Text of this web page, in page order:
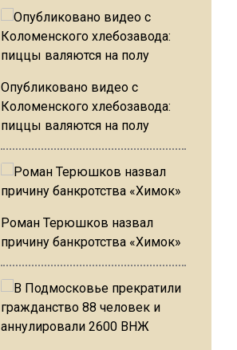
Опубликовано видео с
Коломенского хлебозавода:
пиццы валяются на полу
Роман Терюшков назвал
причину банкротства «Химок»